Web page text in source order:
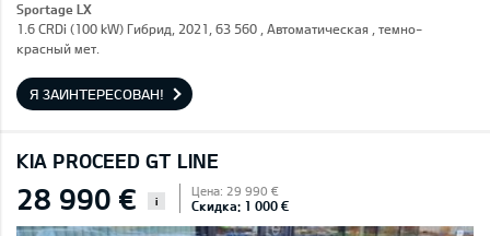
Sportage LX
1.6 CRDi (100 kW) Гибрид, 2021, 63 560 , Автоматическая , темно-
красный мет.
Я ЗАИНТЕРЕСОВАН!
KIA PROCEED GT LINE
28 990 € i
Цена: 29 990 €
Скидка: 1 000 €